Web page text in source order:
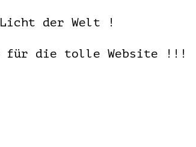
Licht der Welt !
für die tolle Website !!!